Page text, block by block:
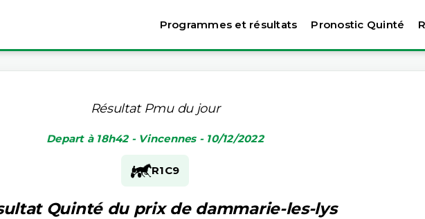
Programmes et résultats Pronostic Quinté
Résultat Pmu du jour
Depart à 18h42 - Vincennes - 10/12/2022
R1C9
Quinté du prix de dammarie-les-lys